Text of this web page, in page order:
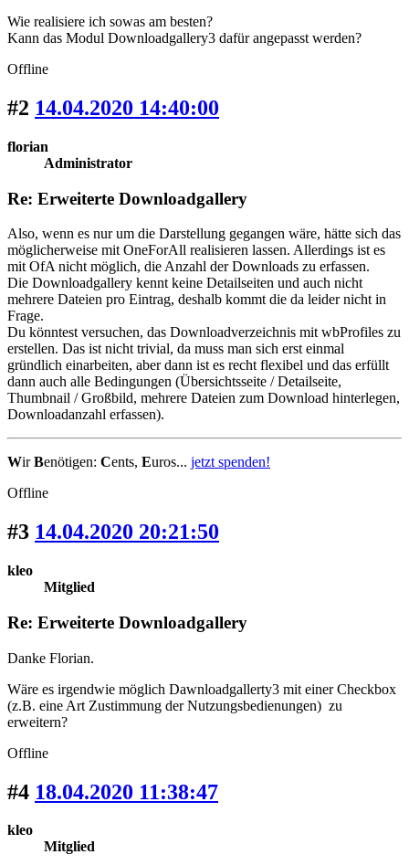
Wie realisiere ich sowas am besten?
Kann das Modul Downloadgallery3 dafür angepasst werden?
Offline
#2 14.04.2020 14:40:00
florian
Administrator
Re: Erweiterte Downloadgallery
Also, wenn es nur um die Darstellung gegangen wäre, hätte sich das
möglicherweise mit OneForAll realisieren lassen. Allerdings ist es
mit OfA nicht möglich, die Anzahl der Downloads zu erfassen.
Die Downloadgallery kennt keine Detailseiten und auch nicht
mehrere Dateien pro Eintrag, deshalb kommt die da leider nicht in
Frage.
Du könntest versuchen, das Downloadverzeichnis mit wbProfiles zu
erstellen. Das ist nicht trivial, da muss man sich erst einmal
gründlich einarbeiten, aber dann ist es recht flexibel und das erfüllt
dann auch alle Bedingungen (Übersichtsseite / Detailseite,
Thumbnail / Großbild, mehrere Dateien zum Download hinterlegen,
Downloadanzahl erfassen).
WirBenötigen: Cents, Euros... jetzt spenden!
Offline
#3 14.04.2020 20:21:50
kleo
Mitglied
Re: Erweiterte Downloadgallery
Danke Florian.
Wäre es irgendwie möglich Dawnloadgallerty3 mit einer Checkbox
(z.B. eine Art Zustimmung der Nutzungsbedienungen) zu
erweitern?
Offline
#4 18.04.2020 11:38:47
kleo
Mitglied